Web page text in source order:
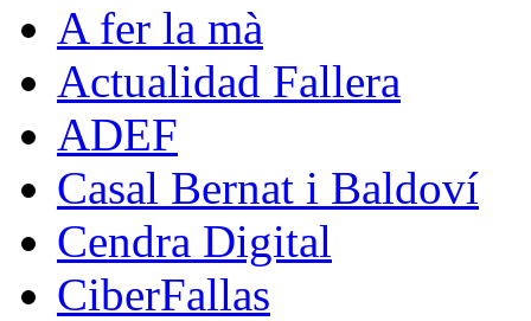
A fer la mà
Actualidad Fallera
ADEF
Casal Bernat i Baldoví
Cendra Digital
CiberFallas